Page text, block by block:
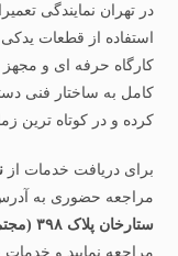
در تهران نمایندگی
استفاده از قطعات
کارگاه حرفه ای و مجهز
کامل به ساختار فنی
کرده و در کوتاه‌ ترین
برای دریافت خدمات از
مراجعه حضوری به
ستارخان پلاک ۳۹۸ (مجتمع تجاری آرمان) طبقه منفی یک واحد ۵
مراجعه نمایید و خدمات